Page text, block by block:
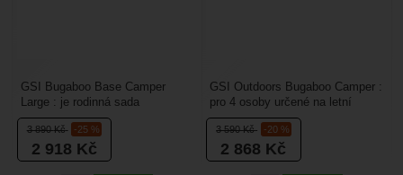
3 890Kč -25 %
2 918 Kč
GSI Bugaboo Base Camper
Large : je rodinná sada
outdoorového nádobí pro
4 osoby. Obsahuje 2 velké
hrnce...
3 590Kč -20 %
2 868 Kč
GSI Outdoors Bugaboo Camper :
pro 4 osoby určené na letní
dovolenou do kempu. Sada
obsahuje dva hrnce,...